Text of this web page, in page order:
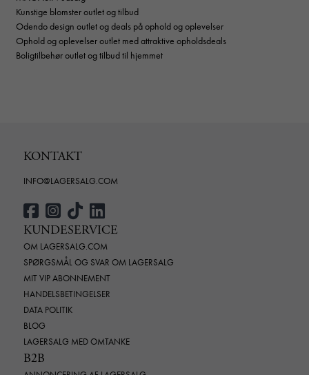
Kunstige blomster outlet og tilbud
Odendo design outlet og deals på ophold og oplevelser
Ophold og oplevelser outlet med attraktive opholdsdeals
Boligtilbehør outlet og tilbud til hjemmet
KONTAKT
INFO@LAGERSALG.COM
KUNDESERVICE
OM LAGERSALG.COM
SPØRGSMÅL OG SVAR OM LAGERSALG
MIT VIP ABONNEMENT
HANDELSBETINGELSER
DATA POLITIK
BLOG
LAGERSALG MED OMTANKE
B2B